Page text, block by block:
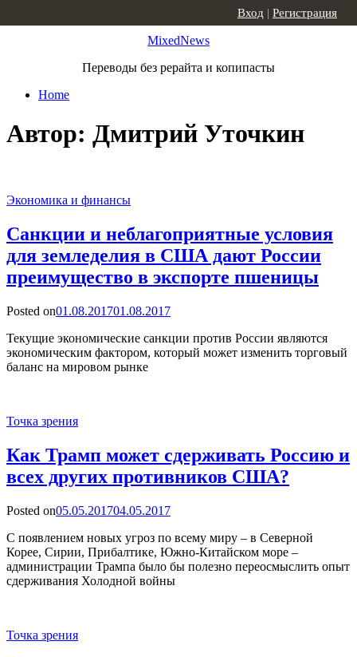
MixedNews
Переводы без рерайта и копипасты
Home
Вход | Регистрация
Автор: Дмитрий Уточкин
Экономика и финансы
Санкции и неблагоприятные условия
для земледелия в США дают России
преимущество в экспорте пшеницы
Posted on01.08.201701.08.2017
Текущие экономические санкции против России являются
экономическим фактором, который может изменить торговый
баланс на мировом рынке
Точка зрения
Как Трамп может сдерживать Россию и
всех других противников США?
Posted on05.05.201704.05.2017
C появлением новых угроз по всему миру – в Северной
Корее, Сирии, Прибалтике, Южно-Китайском море –
администрации Трампа было бы полезно переосмыслить опыт
сдерживания Холодной войны
Точка зрения